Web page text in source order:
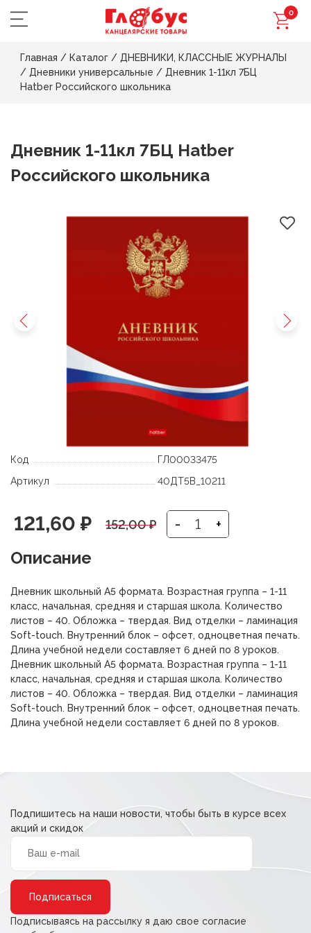
0
Главная / Каталог / ДНЕВНИКИ, КЛАССНЫЕ ЖУРНАЛЫ
/ Дневники универсальные / Дневник 1-11кл 7БЦ
Hatber Российского школьника
Дневник 1-11кл 7БЦ Hatber
Российского школьника
Код
ГЛ00033475
Артикул
40ДТ5В_10211
152,00₽
Первоначальная
цена
составляла
152,00 ₽.
121,60 ₽
Текущая
цена:
121,60 ₽.
- +
Описание
Дневник школьный А5 формата. Возрастная группа – 1-11
класс, начальная, средняя и старшая школа. Количество
листов – 40. Обложка – твердая. Вид отделки – ламинация
Soft-touch. Внутренний блок – офсет, одноцветная печать.
Длина учебной недели составляет 6 дней по 8 уроков.
Дневник школьный А5 формата. Возрастная группа – 1-11
класс, начальная, средняя и старшая школа. Количество
листов – 40. Обложка – твердая. Вид отделки – ламинация
Soft-touch. Внутренний блок – офсет, одноцветная печать.
Длина учебной недели составляет 6 дней по 8 уроков.
Подпишитесь на наши новости, чтобы быть в курсе всех
акций и скидок
Подписываясь на рассылку я даю свое согласие